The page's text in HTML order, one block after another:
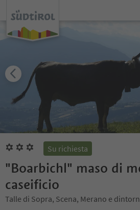
Su richiesta
"Boarbichl" maso di
caseificio
Talle di Sopra, Scena, Merano e